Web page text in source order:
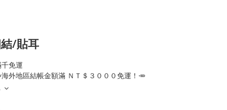
/貼耳
免運
外地區結帳金額滿 ＮＴ＄３０００免運！🥕